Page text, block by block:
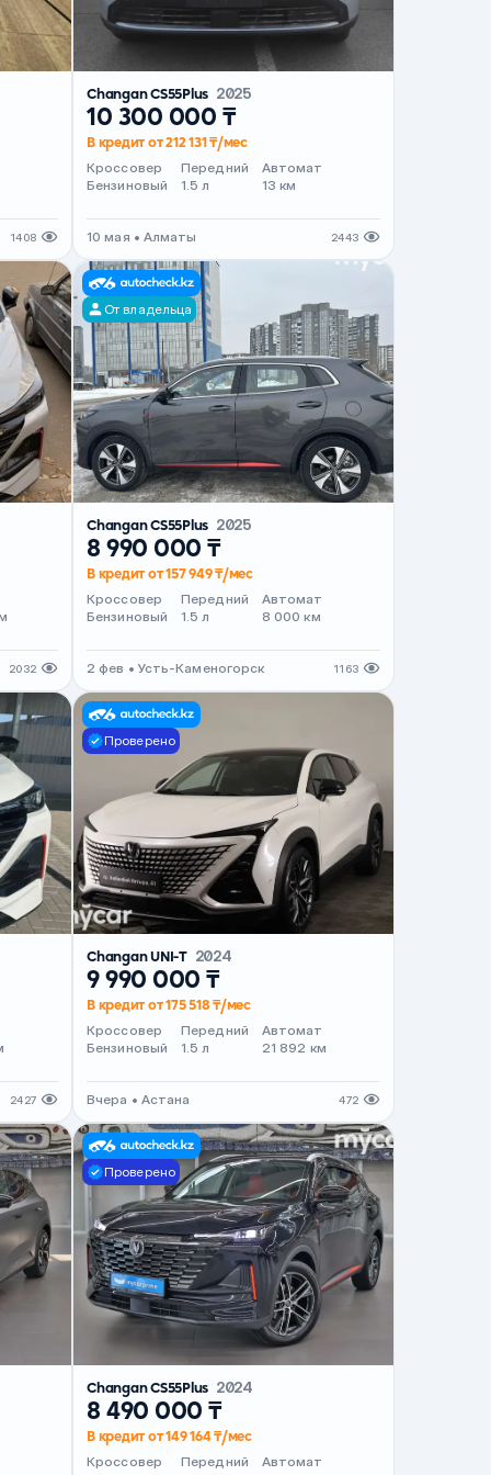
1408
Changan CS55Plus 2025
10 300 000 ₸
В кредит от 212 131 ₸/мес
Кроссовер
Бензиновый
Передний
1.5 л
Автомат
13 км
10 мая • Алматы 2443
2032
От владельца
Changan CS55Plus 2025
8 990 000 ₸
В кредит от 157 949 ₸/мес
Кроссовер
Бензиновый
Передний
1.5 л
Автомат
8 000 км
2 фев • Усть-Каменогорск 1163
2427
Проверено
Changan UNI-T 2024
9 990 000 ₸
В кредит от 175 518 ₸/мес
Кроссовер
Бензиновый
Передний
1.5 л
Автомат
21 892 км
Вчера • Астана 472
Проверено
Changan CS55Plus 2024
8 490 000 ₸
В кредит от 149 164 ₸/мес
Кроссовер
Передний
Автомат